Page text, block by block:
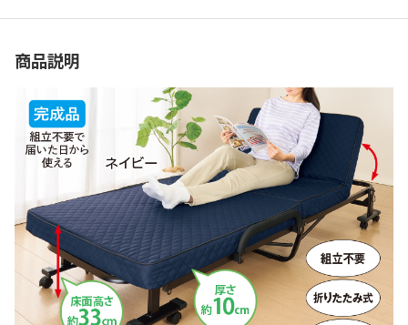
商品説明